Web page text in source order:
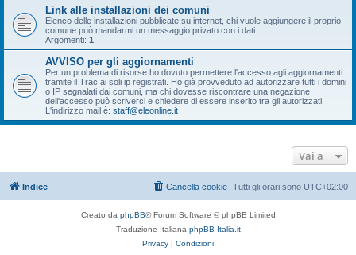
Link alle installazioni dei comuni
Elenco delle installazioni pubblicate su internet, chi vuole aggiungere il proprio
comune può mandarmi un messaggio privato con i dati
Argomenti: 1
AVVISO per gli aggiornamenti
Per un problema di risorse ho dovuto permettere l'accesso agli aggiornamenti
tramite il Trac ai soli ip registrati. Ho già provveduto ad autorizzare tutti i domini
o IP segnalati dai comuni, ma chi dovesse riscontrare una negazione
dell'accesso può scriverci e chiedere di essere inserito tra gli autorizzati.
L'indirizzo mail è: staff@eleonline.it
Vai a
Indice Tutti gli orari sono UTC+02:00
Cancella cookie
Creato da phpBB® Forum Software © phpBB Limited
Traduzione Italiana phpBB-Italia.it
Privacy | Condizioni